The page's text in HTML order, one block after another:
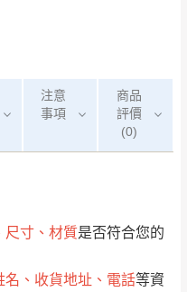
注意
事項
商品
評價
(0)
尺寸、材質是否符合您的
名、收貨地址、電話等資
明
及時更新，如有需
來電或到「官方